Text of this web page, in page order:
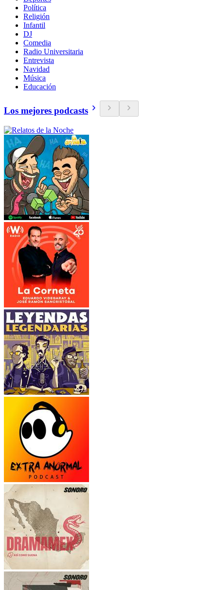
Política
Religión
Infantil
DJ
Comedia
Radio Universitaria
Entrevista
Navidad
Música
Educación
Los mejores podcasts